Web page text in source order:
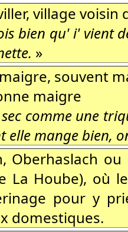
village voisin
bien qu' i' vient
»
souvent
maigre
sec comme une
elle mange bien,
Oberhaslach
La Hoube), où
pour y
domestiques.